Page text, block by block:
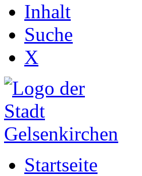
Inhalt
Suche
X
Startseite